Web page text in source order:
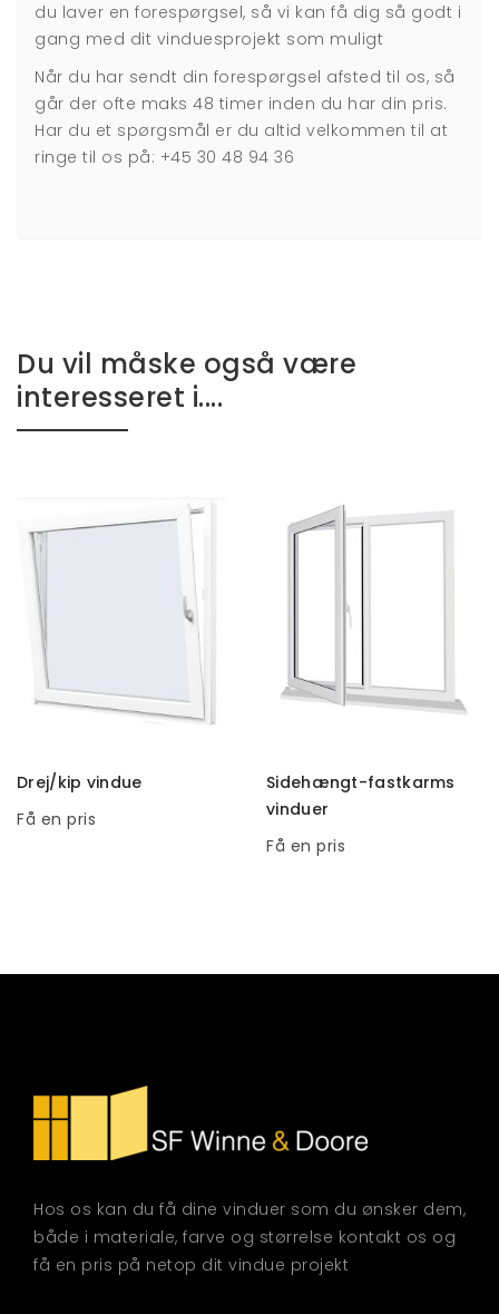
du laver en forespørgsel, så vi kan få dig så godt i
gang med dit vinduesprojekt som muligt
Når du har sendt din forespørgsel afsted til os, så
går der ofte maks 48 timer inden du har din pris.
Har du et spørgsmål er du altid velkommen til at
ringe til os på: +45 30 48 94 36
Du vil måske også være
interesseret i....
TILFØJ TIL KURV
Drej/kip vindue
Få en pris
TILFØJ TIL KURV
Sidehængt-fastkarms
vinduer
Få en pris
Hos os kan du få dine vinduer som du ønsker dem,
både i materiale, farve og størrelse kontakt os og
få en pris på netop dit vindue projekt